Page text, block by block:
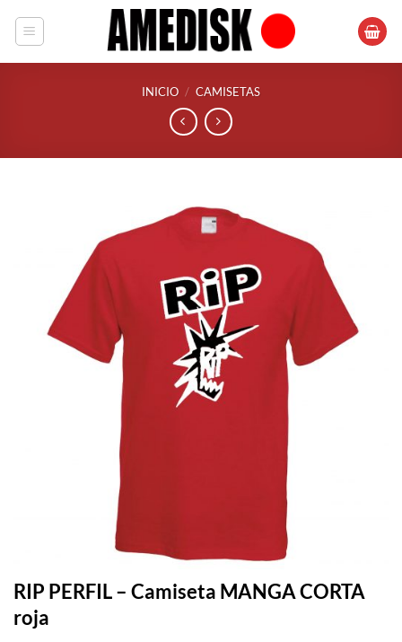
INICIO / CAMISETAS
RIP PERFIL – Camiseta MANGA CORTA
roja